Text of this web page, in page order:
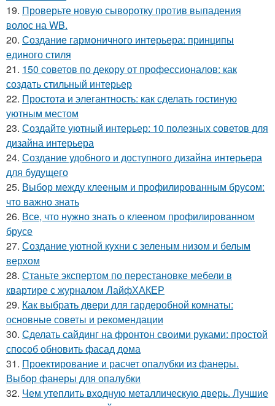
19. Проверьте новую сыворотку против выпадения
волос на WB.
20. Создание гармоничного интерьера: принципы
единого стиля
21. 150 советов по декору от профессионалов: как
создать стильный интерьер
22. Простота и элегантность: как сделать гостиную
уютным местом
23. Создайте уютный интерьер: 10 полезных советов для
дизайна интерьера
24. Создание удобного и доступного дизайна интерьера
для будущего
25. Выбор между клееным и профилированным брусом:
что важно знать
26. Все, что нужно знать о клееном профилированном
брусе
27. Создание уютной кухни с зеленым низом и белым
верхом
28. Станьте экспертом по перестановке мебели в
квартире с журналом ЛайфХАКЕР
29. Как выбрать двери для гардеробной комнаты:
основные советы и рекомендации
30. Сделать сайдинг на фронтон своими руками: простой
способ обновить фасад дома
31. Проектирование и расчет опалубки из фанеры.
Выбор фанеры для опалубки
32. Чем утеплить входную металлическую дверь. Лучшие